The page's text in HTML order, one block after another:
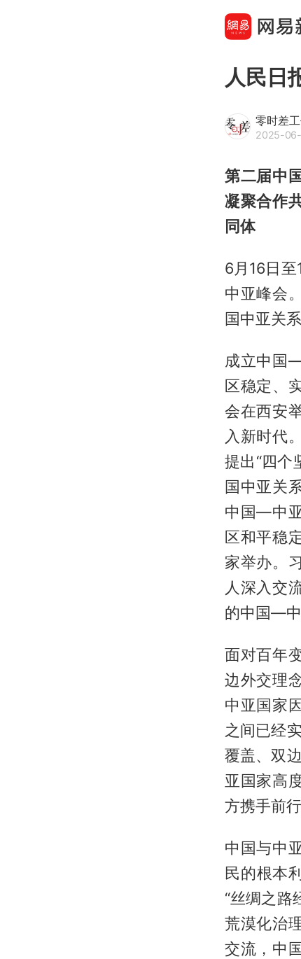
人民日
零时差
2025-
第二届中
凝聚合作
同体
6月16日
中亚峰会
国中亚关
成立中国
区稳定、
会在西安
入新时代
提出“四个
国中亚关
中国—中
区和平稳
家举办。
人深入交
的中国—中
面对百年
边外交理
中亚国家
之间已经
覆盖、双
亚国家高
方携手前
中国与中
民的根本
“丝绸之路
荒漠化治
交流，中